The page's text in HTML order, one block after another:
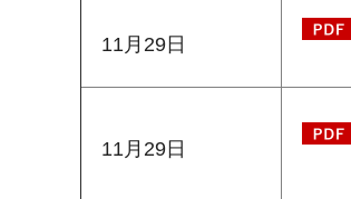
11月29日
11月29日